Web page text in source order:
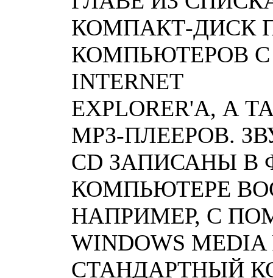
КОМПАКТ-ДИСК
КОМПЬЮТЕРОВ
INTERNET
EXPLORER'A,
МРЗ-ПЛЕЕРОВ.
CD ЗАПИСАНЫ В
КОМПЬЮТЕРЕ
НАПРИМЕР, С
WINDOWS
СТАНДАРТНЫЙ